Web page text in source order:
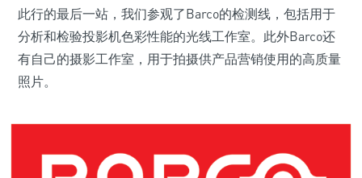
此行的最后一站，我们参观了Barco的检测线，包括用于
分析和检验投影机色彩性能的光线工作室。此外Barco还
有自己的摄影工作室，用于拍摄供产品营销使用的高质量
照片。